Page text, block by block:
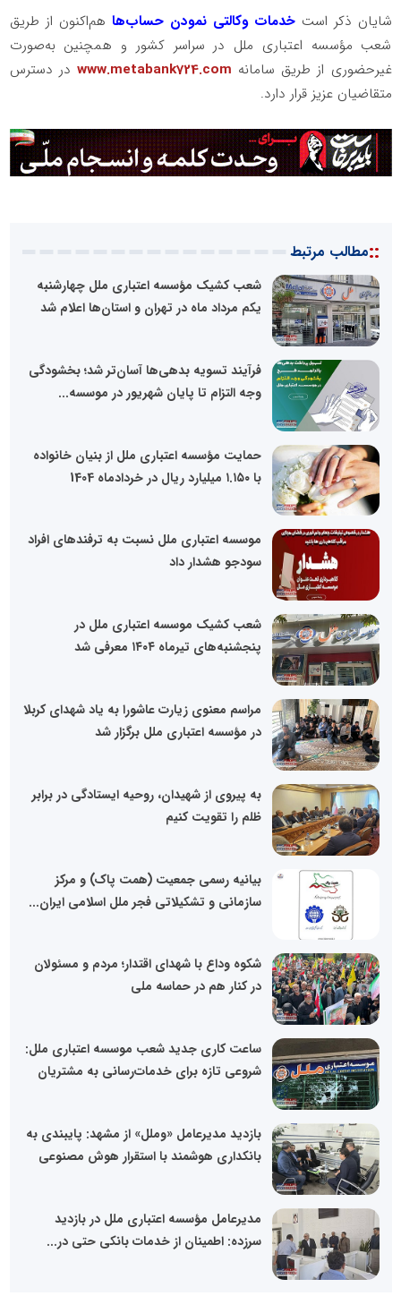
شایان ذکر است خدمات وکالتی‌ نمودن حساب‌ها هم‌اکنون از طریق
شعب مؤسسه اعتباری ملل در سراسر کشور و همچنین به‌صورت
غیرحضوری از طریق سامانه www.metabank724.com در دسترس
متقاضیان عزیز قرار دارد.
::مطالب مرتبط
شعب کشیک مؤسسه اعتباری ملل چهارشنبه
یکم مرداد ماه در تهران و استان‌ها اعلام شد
فرآیند تسویه بدهی‌ها آسان‌تر شد؛ بخشودگی
وجه التزام تا پایان شهریور در موسسه...
حمایت مؤسسه اعتباری ملل از بنیان خانواده
با ۱.۱۵۰ میلیارد ریال در خردادماه 1404
موسسه اعتباری ملل نسبت به ترفندهای افراد
سودجو هشدار داد
شعب کشیک موسسه اعتباری ملل در
پنجشنبه‌های تیرماه ۱۴۰۴ معرفی شد
مراسم معنوی زیارت عاشورا به یاد شهدای کربلا
در مؤسسه اعتباری ملل برگزار شد
به پیروی از شهیدان، روحیه ایستادگی در برابر
ظلم را تقویت کنیم
بیانیه رسمی جمعیت (همت پاک) و مرکز
سازمانی و تشکیلاتی فجر ملل اسلامی ایران...
شکوه وداع با شهدای اقتدار؛ مردم و مسئولان
در کنار هم در حماسه ملی
ساعت کاری جدید شعب موسسه اعتباری ملل:
شروعی تازه برای خدمات‌رسانی به مشتریان
بازدید مدیرعامل «وملل» از مشهد: پایبندی به
بانکداری هوشمند با استقرار هوش مصنوعی
مدیرعامل مؤسسه اعتباری ملل در بازدید
سرزده: اطمینان از خدمات بانکی حتی در...